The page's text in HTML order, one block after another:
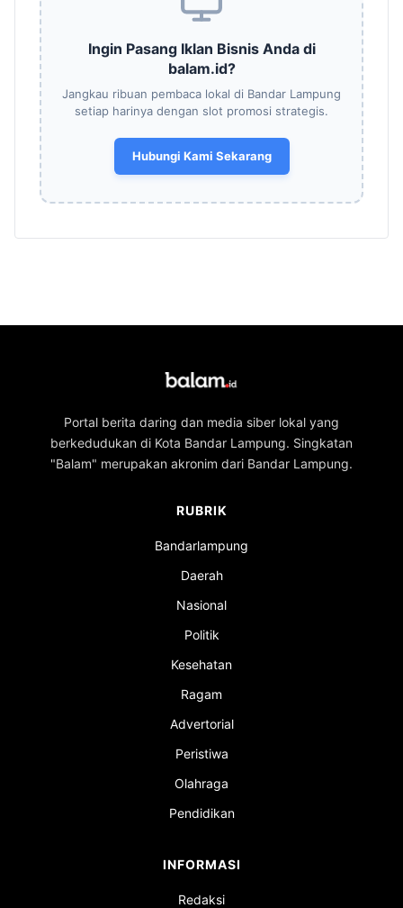
Ingin Pasang Iklan Bisnis Anda di
balam.id?
Jangkau ribuan pembaca lokal di Bandar Lampung
setiap harinya dengan slot promosi strategis.
Hubungi Kami Sekarang
Portal berita daring dan media siber lokal yang
berkedudukan di Kota Bandar Lampung. Singkatan
"Balam" merupakan akronim dari Bandar Lampung.
RUBRIK
Bandarlampung
Daerah
Nasional
Politik
Kesehatan
Ragam
Advertorial
Peristiwa
Olahraga
Pendidikan
INFORMASI
Redaksi